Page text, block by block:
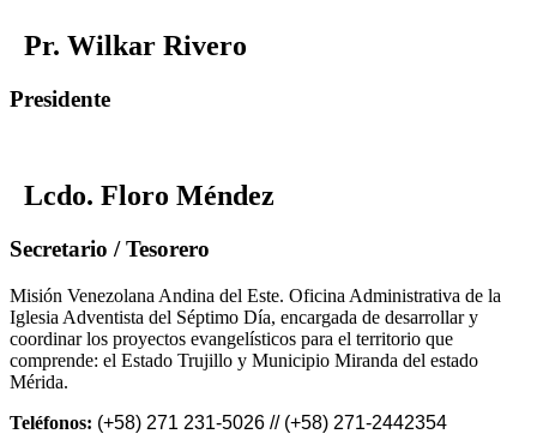
Pr. Wilkar Rivero
Presidente
Lcdo. Floro Méndez
Secretario / Tesorero
Misión Venezolana Andina del Este. Oficina Administrativa de la
Iglesia Adventista del Séptimo Día, encargada de desarrollar y
coordinar los proyectos evangelísticos para el territorio que
comprende: el Estado Trujillo y Municipio Miranda del estado
Mérida.
Teléfonos: (+58) 271 231-5026 // (+58) 271-2442354